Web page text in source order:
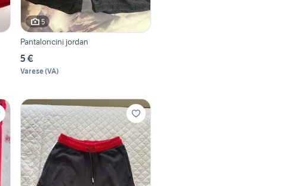
5
Pantaloncini jordan
5 €
Varese(VA)